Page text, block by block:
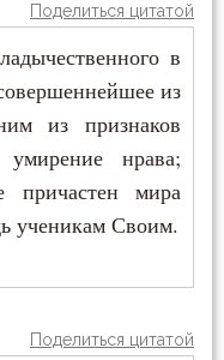
Поделиться цитатой
в
из
из признаков
нрава;
причастен мира
ученикам Своим.
Поделиться цитатой